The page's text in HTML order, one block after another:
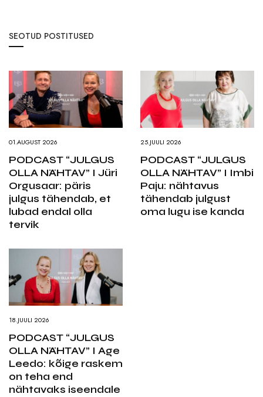
SEOTUD POSTITUSED
01.AUGUST 2026
PODCAST “JULGUS
OLLA NÄHTAV” I Jüri
Orgusaar: päris
julgus tähendab, et
lubad endal olla
tervik
25.JUULI 2026
PODCAST “JULGUS
OLLA NÄHTAV” I Imbi
Paju: nähtavus
tähendab julgust
oma lugu ise kanda
18.JUULI 2026
PODCAST “JULGUS
OLLA NÄHTAV” I Age
Leedo: kõige raskem
on teha end
nähtavaks iseendale